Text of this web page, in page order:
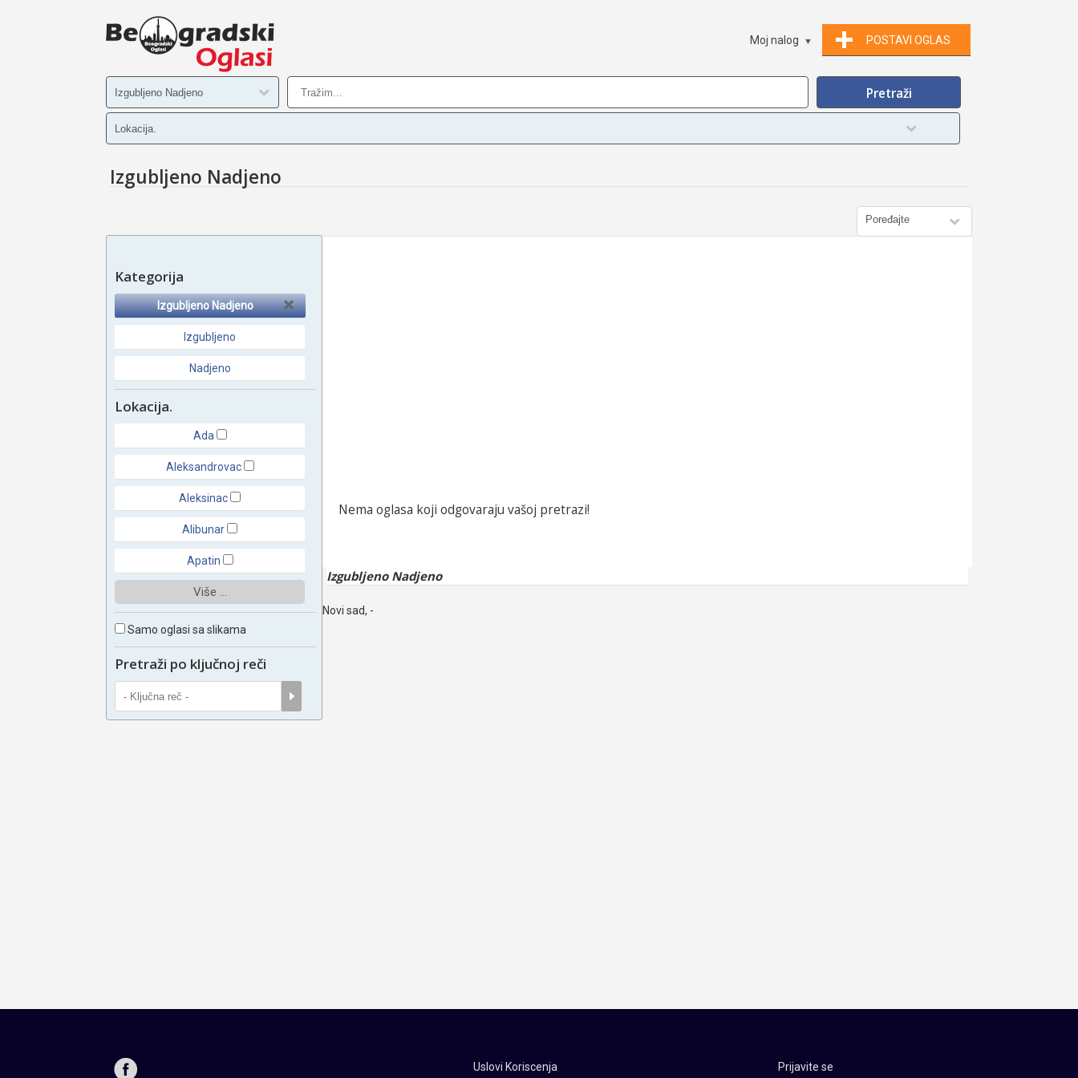
POSTAVI OGLAS
Moj nalog
Izgubljeno Nadjeno
Kategorija
Izgubljeno Nadjeno
Izgubljeno
Nadjeno
Lokacija.
Ada
Aleksandrovac
Aleksinac
Alibunar
Apatin
Više ...
Samo oglasi sa slikama
Pretraži po ključnoj reči
Nema oglasa koji odgovaraju vašoj pretrazi!
Izgubljeno Nadjeno
Novi sad, -
Uslovi Koriscenja Prijavite se